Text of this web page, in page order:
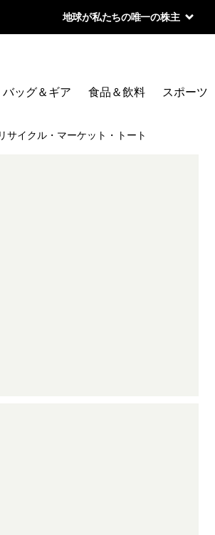
地球が私たちの唯一の株主
バッグ＆ギア 食品＆飲料 スポーツ
リサイクル・マーケット・トート